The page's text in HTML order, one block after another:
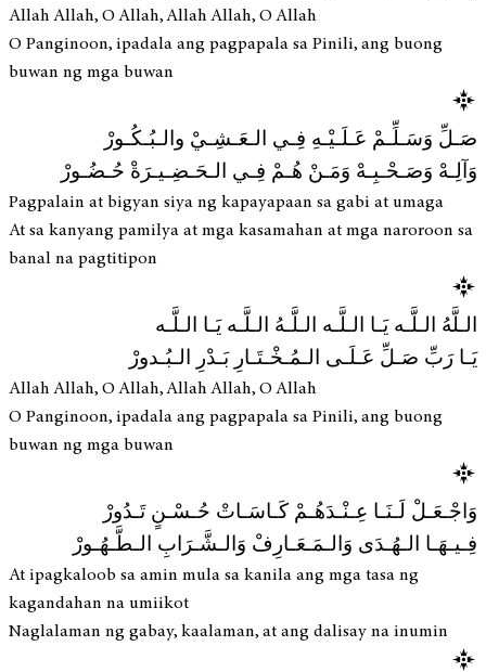
Allah Allah, O Allah, Allah Allah, O Allah
O Panginoon, ipadala ang pagpapala sa Pinili, ang buong
buwan ng mga buwan
صَـلِّ وَسَـلِّـمْ عَـلَـيْـهِ فِـي الـعَـشِـيْ والـبُـكُـورْ
وَآلِـهْ وَصَـحْـبِـهْ وَمَـنْ هُـمْ فِـي الـحَـضِـيـرَةْ حُـضُـورْ
Pagpalain at bigyan siya ng kapayapaan sa gabi at umaga
At sa kanyang pamilya at mga kasamahan at mga naroroon sa
banal na pagtitipon
الـلَّهُ الـلَّـه يَـا الـلَّـه الـلَّـهُ الـلَّـه يَـا الـلَّـه
يَـا رَبِّ صَـلِّ عَـلَـى الـمُـخْـتَـارِ بَـدْرِ الـبُـدورْ
Allah Allah, O Allah, Allah Allah, O Allah
O Panginoon, ipadala ang pagpapala sa Pinili, ang buong
buwan ng mga buwan
وَاجْـعَـلْ لَـنَـا عِـنْـدَهُـمْ كَـاسَـاتْ حُـسْـنٍ تَـدُورْ
فِـيـهَـا الـهُـدَى وَالـمَـعَـارِفْ وَالـشَّـرَابِ الـطَّـهُـورْ
At ipagkaloob sa amin mula sa kanila ang mga tasa ng
kagandahan na umiikot
Naglalaman ng gabay, kaalaman, at ang dalisay na inumin